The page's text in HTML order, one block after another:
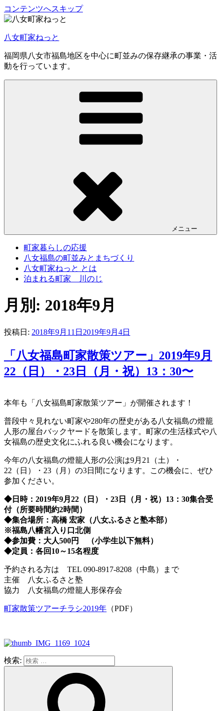
コンテンツへスキップ
八女町家ねっと
福岡県八女市福島地区を中心に町並みの保存継承の事業・活
動を行っています。
メニュー
町家暮らしの応援
八女福島の町並みとまちづくり
八女町家ねっと とは
泊まれる町家 川のじ
月別: 2018年9月
投稿日: 2018年9月11日 2019年9月4日
「八女福島町家散策ツアー」2019年9月
22（日）・23日（月・祝）13：30〜
本年も「八女福島町家散策ツアー」が開催されます！
普段中々見れない町家や280年の歴史がある八女福島の燈籠
人形の屋台バックヤードを散策します。町家の生活様式や八
女福島の歴史文化にふれる良い機会になります。
今年の八女福島の燈籠人形の公演は9月21（土）・
22（日）・23（月）の3日間になります。この機会に、ぜひ
参加ください。
◆ 日時： 2019年9月 22 （日）・ 23 日（月・祝） 13 ： 30集合受
付（所要時間約2時間）
◆集合場所：高橋 宏家（八女ふるさと塾本部）
※福島八幡宮入り口北側
◆参加費：大人500円 （小学生以下無料）
◆定員：各回 10～15名程度
予約される方は TEL 090-8917-8208（中島）まで
主催 八女ふるさと塾
協力 八女福島の燈籠人形保存会
町家散策ツアーチラシ2019年 （PDF）
検索: